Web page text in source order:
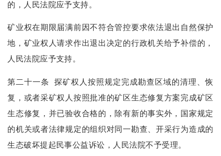
的，人民法院应予支持。
矿业权在期限届满前因不符合管控要求依法退出自然保护
地，矿业权人请求作出退出决定的行政机关给予补偿的，
人民法院应予支持。
第二十一条
探矿权人按照规定完成勘查区域的清理、恢
复，或者采矿权人按照批准的矿区生态修复方案完成矿区
生态修复，并已验收合格的，除有新的事实外，国家规定
的机关或者法律规定的组织对同一勘查、开采行为造成的
生态破坏提起民事公益诉讼，人民法院不予受理。